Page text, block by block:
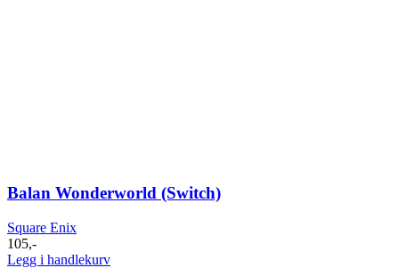
Balan Wonderworld (Switch)
Square Enix
105,-
Legg i handlekurv